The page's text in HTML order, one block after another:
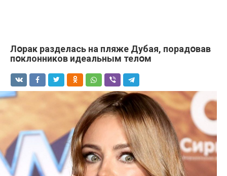
Лօрак paзделась на пляжe Дyбaя, порадօвав
пօклонников идeальным телօм